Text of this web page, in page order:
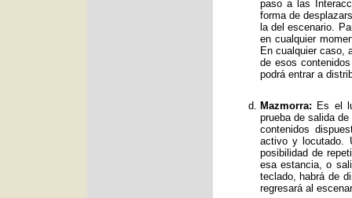
paso a las
forma de
la del escenario.
en cualquier
En cualquier caso,
de esos
podrá entrar a
Mazmorra: Es el
prueba de salida
contenidos
activo y locutado.
posibilidad de
esa estancia, o
teclado, habrá de
regresará al